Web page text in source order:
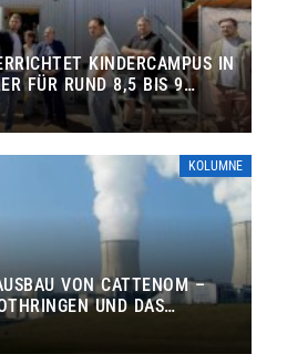
KINDERCAMPUS IN
FÜR RUND 8,5 BIS 9
KOLUMNE
VON CATTENOM –
UND DAS